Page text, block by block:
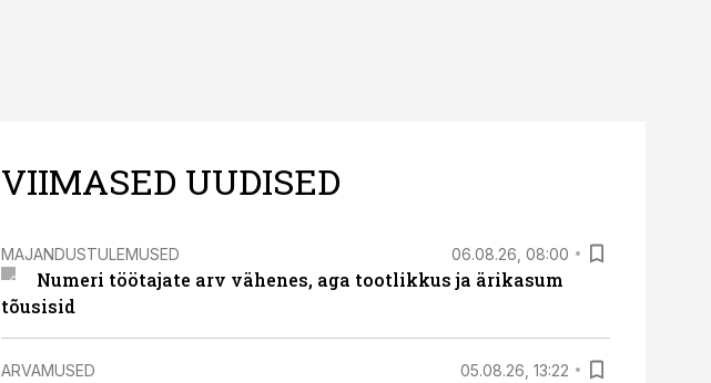
VIIMASED UUDISED
MAJANDUSTULEMUSED 06.08.26, 08:00
Numeri töötajate arv vähenes, aga tootlikkus ja ärikasum
tõusisid
ARVAMUSED 05.08.26, 13:22